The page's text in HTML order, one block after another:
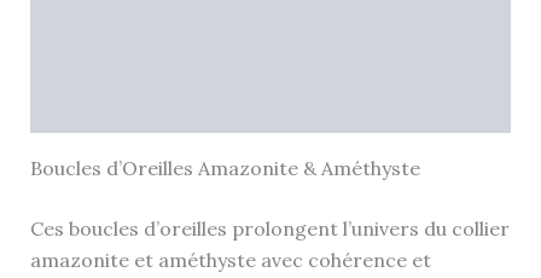
Boucles d’Oreilles Amazonite & Améthyste
Ces boucles d’oreilles prolongent l’univers du collier
amazonite et améthyste avec cohérence et